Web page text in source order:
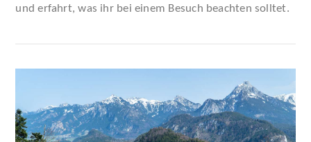
und erfahrt, was ihr bei einem Besuch beachten solltet.